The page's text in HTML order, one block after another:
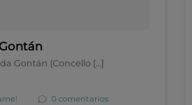
Gontán (Concello […]
0 comentarios